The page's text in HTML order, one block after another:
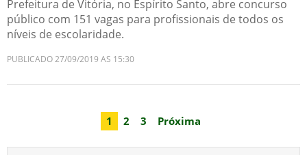
Prefeitura de Vitória, no Espírito Santo, abre concurso
público com 151 vagas para profissionais de todos os
níveis de escolaridade.
PUBLICADO 27/09/2019 AS 15:30
1 2 3 Próxima